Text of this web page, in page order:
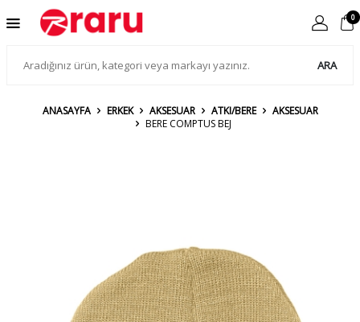
ARA
0
ANASAYFA ERKEK AKSESUAR ATKI/BERE
AKSESUAR
BERE COMPTUS BEJ